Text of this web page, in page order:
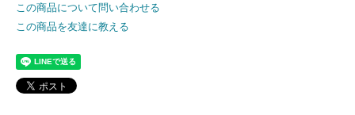
この商品について問い合わせる
この商品を友達に教える